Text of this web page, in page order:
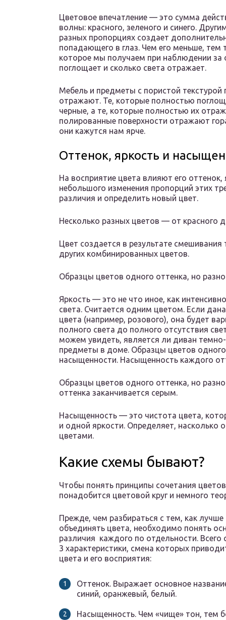
Цветовое впечатление — это сумма
волны: красного, зеленого и синего.
разных пропорциях создает
попадающего в глаз. Чем его меньше, тем
которое мы получаем при наблюдении за
поглощает и сколько света отражает.
Мебель и предметы с пористой
отражают. Те, которые полностью
черные, а те, которые полностью их
полированные поверхности отражают
они кажутся нам ярче.
Оттенок, яркость и
На восприятие цвета влияют его
небольшого изменения пропорций этих
различия и определить новый цвет.
Несколько разных цветов — от красного
Цвет создается в результате
других комбинированных цветов.
Образцы цветов одного оттенка, но
Яркость — это не что иное, как
света. Считается одним цветом. Если
цвета (например, розового), она будет
полного света до полного отсутствия
можем увидеть, является ли диван
предметы в доме. Образцы цветов
насыщенности. Насыщенность каждого
Образцы цветов одного оттенка, но
оттенка заканчивается серым.
Насыщенность — это чистота цвета,
и одной яркости. Определяет, насколько
цветами.
Какие схемы бывают?
Чтобы понять принципы сочетания
понадобится цветовой круг и немного
Прежде, чем разбираться с тем, как лучше
объединять цвета, необходимо понять
различия каждого по отдельности. Всего
3 характеристики, смена которых
цвета и его восприятия:
Оттенок. Выражает основное
синий, оранжевый, белый.
Насыщенность. Чем «чище» тон, тем